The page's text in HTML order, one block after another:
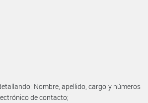
Nombre, apellido, cargo y números
de contacto;